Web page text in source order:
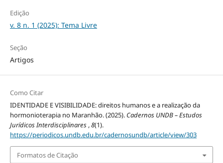
Edição
v. 8 n. 1 (2025): Tema Livre
Seção
Artigos
Como Citar
IDENTIDADE E VISIBILIDADE: direitos humanos e a realização da
hormonioterapia no Maranhão. (2025). Cadernos UNDB – Estudos
Jurídicos Interdisciplinares ,8(1).
https://periodicos.undb.edu.br/cadernosundb/article/view/303
Formatos de Citação